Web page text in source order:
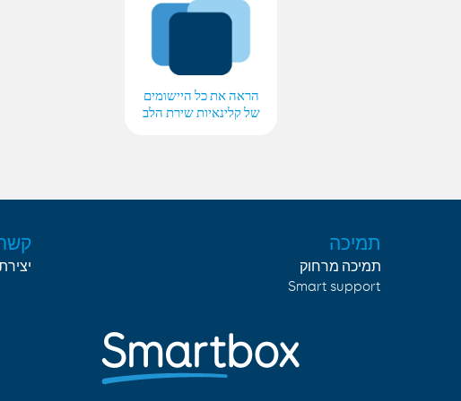
הראה את כל היישומים
של קלינאיות שירת הלב
תמיכה
תמיכה מרחוק
Smart support